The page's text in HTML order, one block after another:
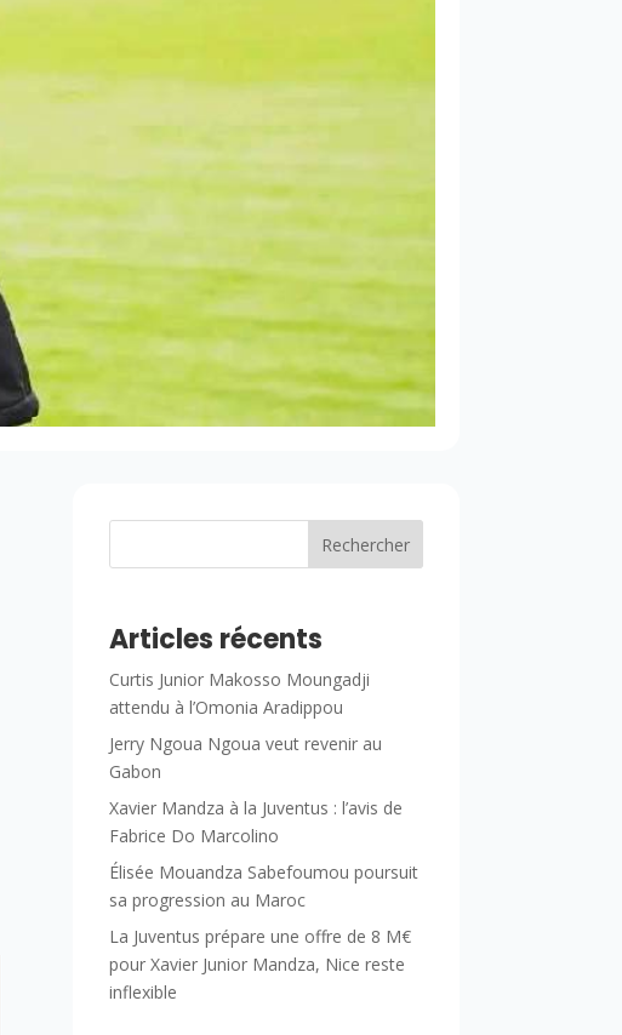
Rechercher
Articles récents
Curtis Junior Makosso Moungadji
attendu à l’Omonia Aradippou
Jerry Ngoua Ngoua veut revenir au
Gabon
Xavier Mandza à la Juventus : l’avis de
Fabrice Do Marcolino
Élisée Mouandza Sabefoumou poursuit
sa progression au Maroc
La Juventus prépare une offre de 8 M€
pour Xavier Junior Mandza, Nice reste
inflexible